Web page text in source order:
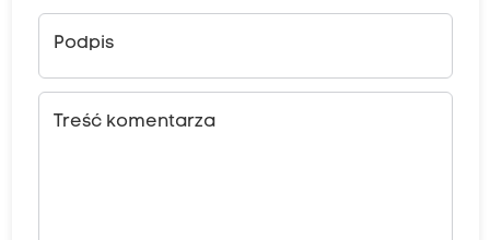
Podpis
Treść komentarza